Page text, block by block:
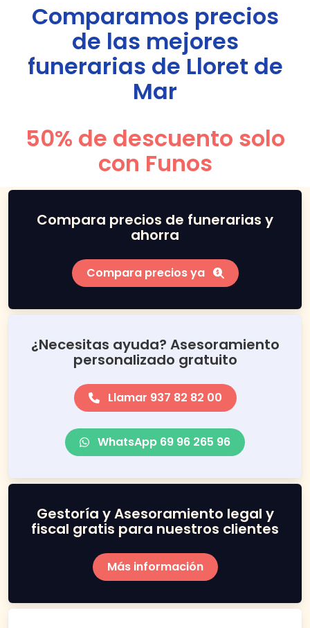
Comparamos precios
de las mejores
funerarias de Lloret de
Mar
50% de descuento solo
con Funos
Compara precios de funerarias y
ahorra
Compara precios ya
¿Necesitas ayuda? Asesoramiento
personalizado gratuito
Llamar 937 82 82 00
WhatsApp 69 96 265 96
Gestoría y Asesoramiento legal y
fiscal gratis para nuestros clientes
Más información